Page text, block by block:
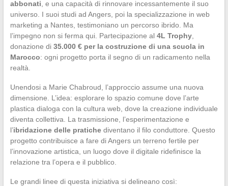
abbonati , e una capacità di rinnovare incessantemente il suo
universo. I suoi studi ad Angers, poi la specializzazione in web
marketing a Nantes, testimoniano un percorso ibrido. Ma
l’impegno non si ferma qui. Partecipazione al 4L Trophy,
donazione di 35.000 € per la costruzione di una scuola in
Marocco: ogni progetto porta il segno di un radicamento nella
realtà.
Unendosi a Marie Chabroud, l’approccio assume una nuova
dimensione. L’idea: esplorare lo spazio comune dove l’arte
plastica dialoga con la cultura web, dove la creazione individuale
diventa collettiva. La trasmissione, l’esperimentazione e
l’ibridazione delle pratichediventano il filo conduttore. Questo
progetto contribuisce a fare di Angers un terreno fertile per
l’innovazione artistica, un luogo dove il digitale ridefinisce la
relazione tra l’opera e il pubblico.
Le grandi linee di questa iniziativa si delineano così: